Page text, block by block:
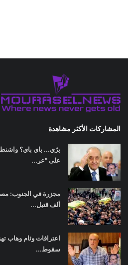
المشاركات الأكثر مشاهدة
برّي... باي باي؟
على "عر...
ألف قتيل...
اعترافات وئام وهاب
سقوط...